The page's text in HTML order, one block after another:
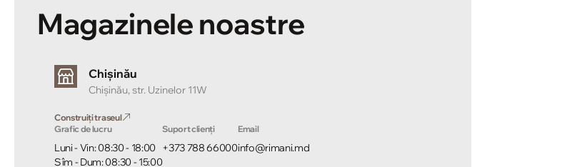
Magazinele noastre
Chișinău
Chișinău, str. Uzinelor 11W
Construiți traseul
Grafic de lucru
Luni - Vin: 08:30 - 18:00
Sîm - Dum: 08:30 - 15:00
Suport clienți
+373 788 66000
Email
info@rimani.md